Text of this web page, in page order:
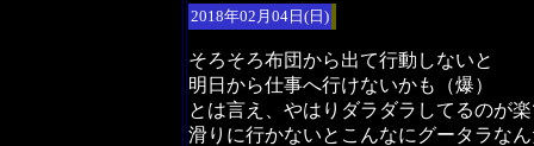
2018年02月04日(日)
そろそろ布団から出て行動しないと
明日から仕事へ行けないかも（爆）
とは言え、やはりダラダラしてるのが
滑りに行かないとこんなにグータラな